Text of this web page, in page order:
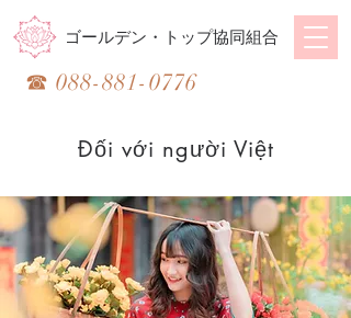
ゴールデン・トップ協同組合
​☎088-881-0776
Đối với người Việt